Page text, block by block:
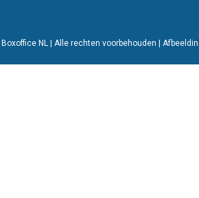
NL | Alle rechten voorbehouden |